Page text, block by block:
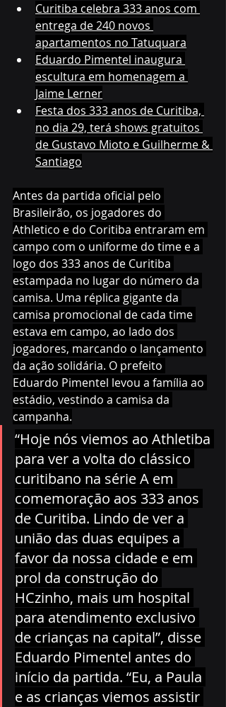
Curitiba celebra 333 anos com
entrega de 240 novos
apartamentos no Tatuquara
Eduardo Pimentel inaugura
escultura em homenagem a
Jaime Lerner
Festa dos 333 anos de Curitiba,
no dia 29, terá shows gratuitos
de Gustavo Mioto e Guilherme &
Santiago
Antes da partida oficial pelo
Brasileirão, os jogadores do
Athletico e do Coritiba entraram em
campo com o uniforme do time e a
logo dos 333 anos de Curitiba
estampada no lugar do número da
camisa. Uma réplica gigante da
camisa promocional de cada time
estava em campo, ao lado dos
jogadores, marcando o lançamento
da ação solidária. O prefeito
Eduardo Pimentel levou a família ao
estádio, vestindo a camisa da
campanha.
“Hoje nós viemos ao Athletiba
para ver a volta do clássico
curitibano na série A em
comemoração aos 333 anos
de Curitiba. Lindo de ver a
união das duas equipes a
favor da nossa cidade e em
prol da construção do
HCzinho, mais um hospital
para atendimento exclusivo
de crianças na capital”, disse
Eduardo Pimentel antes do
início da partida. “Eu, a Paula
e as crianças viemos assistir